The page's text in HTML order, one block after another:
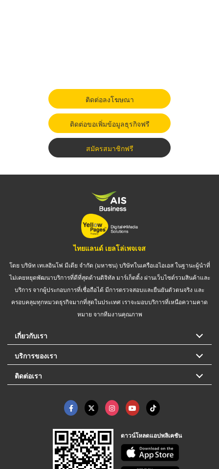
ติดต่อลงโฆษณา
ติดต่อขอเพิ่มข้อมูลธุรกิจฟรี
สมัครสมาชิกฟรี
ไทยแลนด์ เยลโล่เพจเจส
โดย บริษัท เทเลอินโฟ มีเดีย จำกัด (มหาชน) บริษัทในเครือเอไอเอส ในฐานะผู้นำที่
ไม่เคยหยุดพัฒนาบริการที่ดีที่สุดด้านดิจิทัล มาร์เก็ตติ้ง ผ่านเว็บไซต์รวมสินค้าและ
บริการ จากผู้ประกอบการที่เชื่อถือได้ มีการตรวจสอบและยืนยันตัวตนจริง และ
ครอบคลุมทุกหมวดธุรกิจมากที่สุดในประเทศ เราจะมอบบริการที่เหนือความคาด
หมาย จากทีมงานคุณภาพ
เกี่ยวกับเรา
บริการของเรา
ติดต่อเรา
ดาวน์โหลดแอปพลิเคชัน